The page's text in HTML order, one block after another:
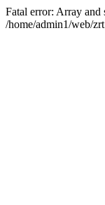
Fatal error: Array and
/home/admin1/web/